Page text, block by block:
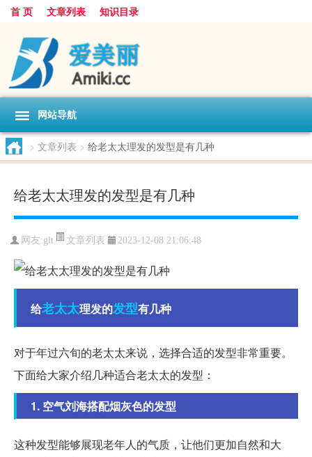
首 页 文章列表 知识目录
网站导航
> 文章列表 > 给老太太理发的发型是有几种
给老太太理发的发型是有几种
网友:glt 文章列表 2023-12-08 21:06:48
给老太太理发的发型有几种
对于年过六旬的老太太来说，选择合适的发型非常重要。
下面给大家介绍几种适合老太太的发型：
1. 空气刘海搭配烟灰色的发型
这种发型能够展现老年人的气质，让他们更加自然和大